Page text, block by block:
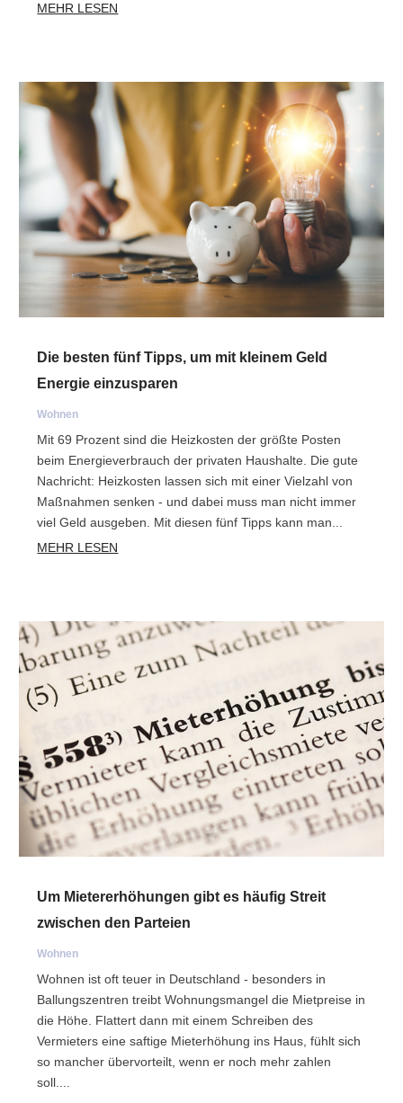
MEHR LESEN
Die besten fünf Tipps, um mit kleinem Geld
Energie einzusparen
Wohnen
Mit 69 Prozent sind die Heizkosten der größte Posten
beim Energieverbrauch der privaten Haushalte. Die gute
Nachricht: Heizkosten lassen sich mit einer Vielzahl von
Maßnahmen senken - und dabei muss man nicht immer
viel Geld ausgeben. Mit diesen fünf Tipps kann man...
MEHR LESEN
Um Mietererhöhungen gibt es häufig Streit
zwischen den Parteien
Wohnen
Wohnen ist oft teuer in Deutschland - besonders in
Ballungszentren treibt Wohnungsmangel die Mietpreise in
die Höhe. Flattert dann mit einem Schreiben des
Vermieters eine saftige Mieterhöhung ins Haus, fühlt sich
so mancher übervorteilt, wenn er noch mehr zahlen
soll....